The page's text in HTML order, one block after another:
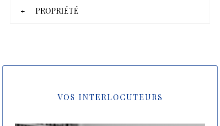
PROPRIÉTÉ
VOS INTERLOCUTEURS